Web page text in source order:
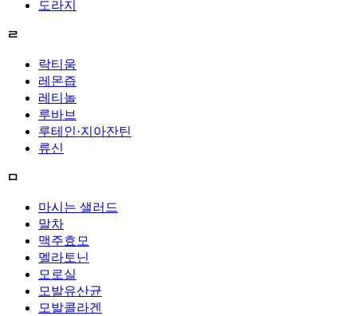
도라지
ㄹ
락티움
레몬즙
레티놀
루바브
루테인·지아잔틴
류신
ㅁ
마시는 샐러드
말차
맥주효모
멜라토닌
모로실
모발유산균
모발콜라겐